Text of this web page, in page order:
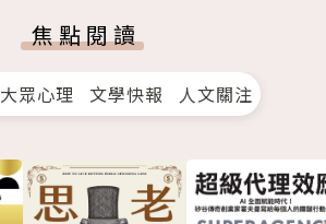
焦點閱讀
大眾心理 文學快報 人文關注